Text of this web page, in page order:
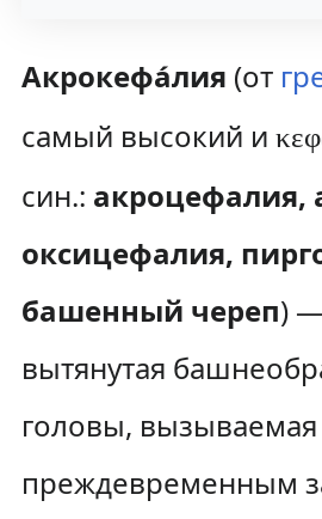
и
Акрокефа́лия (от
самый высокий и
син.: акроцефалия,
оксицефалия,
башенный череп)
вытянутая
головы, вызываемая
преждевременным